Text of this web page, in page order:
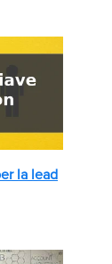
la lead